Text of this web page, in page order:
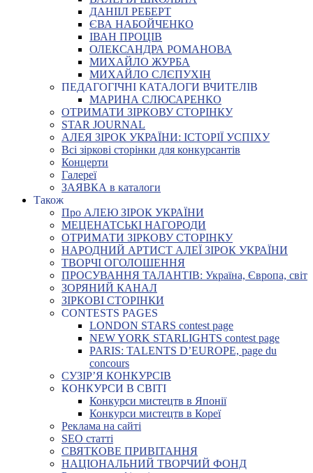
ДАНІІЛ РЕБЕРТ
ЄВА НАБОЙЧЕНКО
ІВАН ПРОЦІВ
ОЛЕКСАНДРА РОМАНОВА
МИХАЙЛО ЖУРБА
МИХАЙЛО СЛЄПУХІН
ПЕДАГОГІЧНІ КАТАЛОГИ ВЧИТЕЛІВ
МАРИНА СЛЮСАРЕНКО
ОТРИМАТИ ЗІРКОВУ СТОРІНКУ
STAR JOURNAL
АЛЕЯ ЗІРОК УКРАЇНИ: ІСТОРІЇ УСПІХУ
Всі зіркові сторінки для конкурсантів
Концерти
Галереї
ЗАЯВКА в каталоги
Також
Про АЛЕЮ ЗІРОК УКРАЇНИ
МЕЦЕНАТСЬКІ НАГОРОДИ
ОТРИМАТИ ЗІРКОВУ СТОРІНКУ
НАРОДНИЙ АРТИСТ АЛЕЇ ЗІРОК УКРАЇНИ
ТВОРЧІ ОГОЛОШЕННЯ
ПРОСУВАННЯ ТАЛАНТІВ: Україна, Європа, світ
ЗОРЯНИЙ КАНАЛ
ЗІРКОВІ СТОРІНКИ
CONTESTS PAGES
LONDON STARS contest page
NEW YORK STARLIGHTS contest page
PARIS: TALENTS D’EUROPE, page du
concours
СУЗІР’Я КОНКУРСІВ
КОНКУРСИ В СВІТІ
Конкурси мистецтв в Японії
Конкурси мистецтв в Кореї
Реклама на сайті
SEO статті
СВЯТКОВЕ ПРИВІТАННЯ
НАЦІОНАЛЬНИЙ ТВОРЧИЙ ФОНД